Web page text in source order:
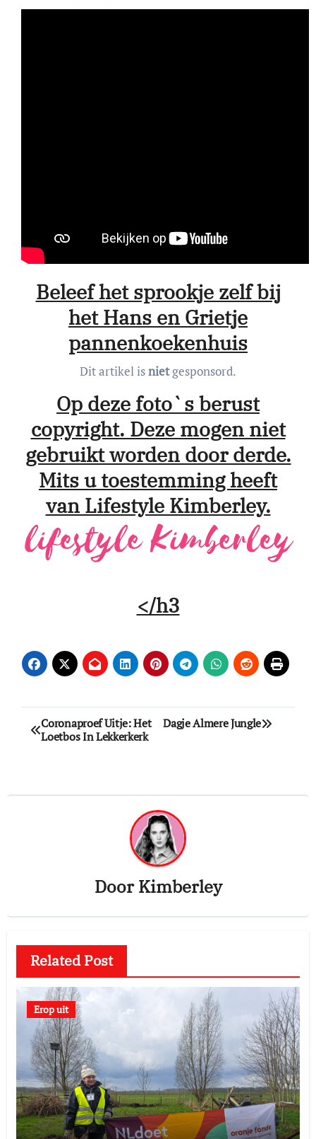
Beleef het sprookje zelf bij
het Hans en Grietje
pannenkoekenhuis
Dit artikel isnietgesponsord.
Op deze foto`s berust
copyright. Deze mogen niet
gebruikt worden door derde.
Mits u toestemming heeft
van Lifestyle Kimberley.
</h3
Bericht
navigatie
Coronaproef Uitje: Het
Loetbos In Lekkerkerk
Dagje Almere Jungle
DoorKimberley
Related Post
Erop uit